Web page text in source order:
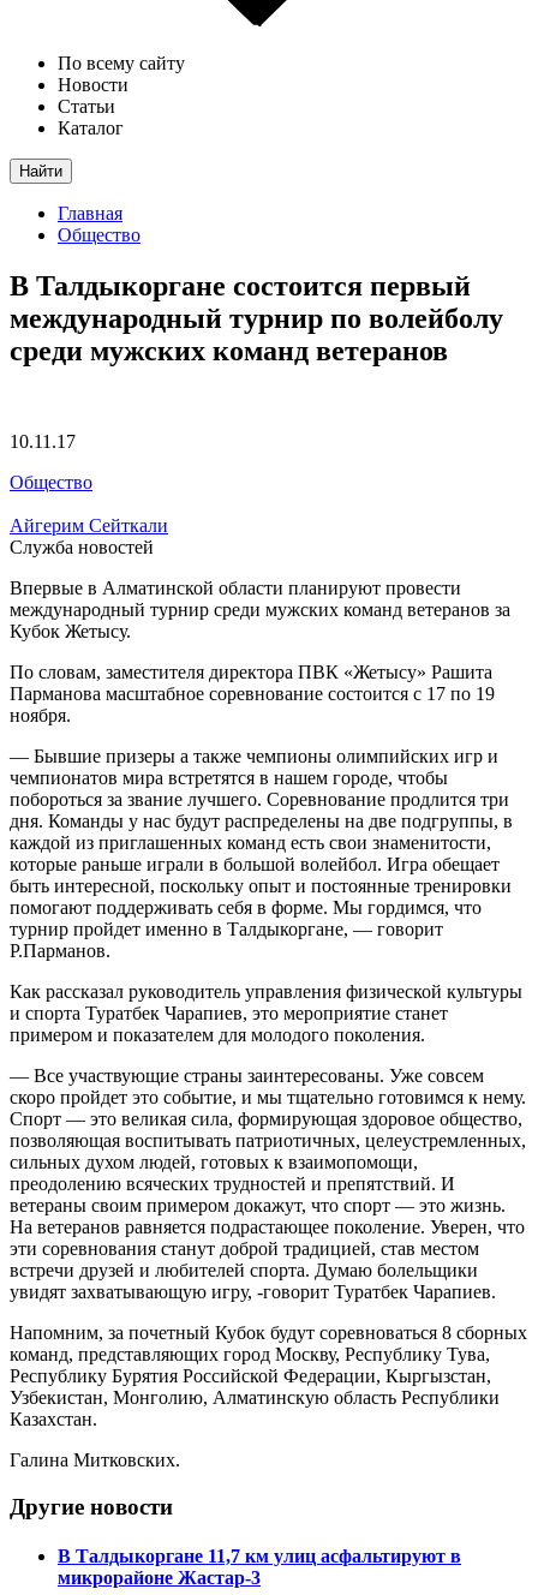
По всему сайту
Новости
Статьи
Каталог
Найти
Главная
Общество
В Талдыкоргане состоится первый
международный турнир по волейболу
среди мужских команд ветеранов
10.11.17
Общество
Айгерим Сейткали
Служба новостей
Впервые в Алматинской области планируют провести
международный турнир среди мужских команд ветеранов за
Кубок Жетысу.
По словам, заместителя директора ПВК «Жетысу» Рашита
Парманова масштабное соревнование состоится с 17 по 19
ноября.
— Бывшие призеры а также чемпионы олимпийских игр и
чемпионатов мира встретятся в нашем городе, чтобы
побороться за звание лучшего. Соревнование продлится три
дня. Команды у нас будут распределены на две подгруппы, в
каждой из приглашенных команд есть свои знаменитости,
которые раньше играли в большой волейбол. Игра обещает
быть интересной, поскольку опыт и постоянные тренировки
помогают поддерживать себя в форме. Мы гордимся, что
турнир пройдет именно в Талдыкоргане, — говорит
Р.Парманов.
Как рассказал руководитель управления физической культуры
и спорта Туратбек Чарапиев, это мероприятие станет
примером и показателем для молодого поколения.
— Все участвующие страны заинтересованы. Уже совсем
скоро пройдет это событие, и мы тщательно готовимся к нему.
Спорт — это великая сила, формирующая здоровое общество,
позволяющая воспитывать патриотичных, целеустремленных,
сильных духом людей, готовых к взаимопомощи,
преодолению всяческих трудностей и препятствий. И
ветераны своим примером докажут, что спорт — это жизнь.
На ветеранов равняется подрастающее поколение. Уверен, что
эти соревнования станут доброй традицией, став местом
встречи друзей и любителей спорта. Думаю болельщики
увидят захватывающую игру, -говорит Туратбек Чарапиев.
Напомним, за почетный Кубок будут соревноваться 8 сборных
команд, представляющих город Москву, Республику Тува,
Республику Бурятия Российской Федерации, Кыргызстан,
Узбекистан, Монголию, Алматинскую область Республики
Казахстан.
Галина Митковских.
Другие новости
В Талдыкоргане 11,7 км улиц асфальтируют в
микрорайоне Жастар-3